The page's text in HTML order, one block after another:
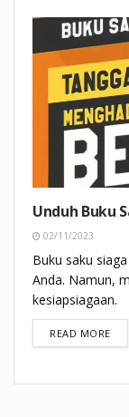
Unduh Buku
02/11/2023
Buku saku
Anda. Namun,
kesiapsiagaan.
READ MORE